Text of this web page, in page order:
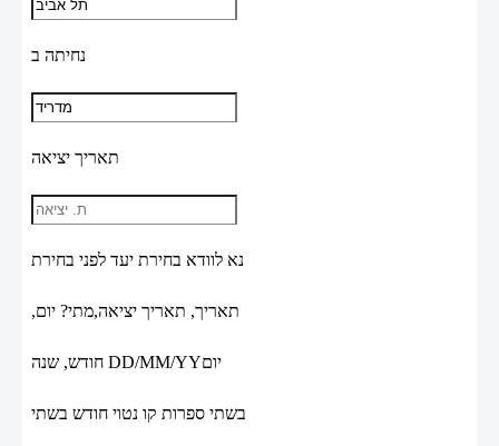
נחיתה ב
תאריך יציאה
נא לוודא בחירת יעד לפני בחירת
תאריך, תאריך יציאה,מתי? יום,
DD/MM/YYיום
בשתי ספרות קו נטוי חודש בשתי